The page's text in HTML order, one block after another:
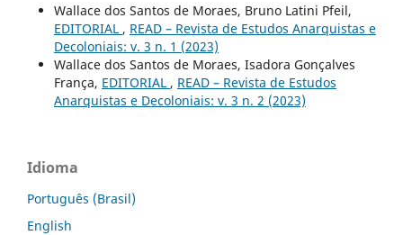
Wallace dos Santos de Moraes, Bruno Latini Pfeil,
EDITORIAL , READ – Revista de Estudos Anarquistas e
Decoloniais: v. 3 n. 1 (2023)
Wallace dos Santos de Moraes, Isadora Gonçalves
França, EDITORIAL , READ – Revista de Estudos
Anarquistas e Decoloniais: v. 3 n. 2 (2023)
Idioma
Português (Brasil)
English